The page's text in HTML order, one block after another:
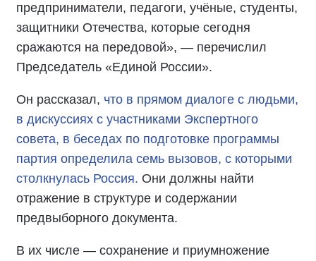
предприниматели, педагоги, учёные, студенты,
защитники Отечества, которые сегодня
сражаются на передовой», — перечислил
Председатель «Единой России».
Он рассказал, что в прямом диалоге с людьми,
в дискуссиях с участниками Экспертного
совета, в беседах по подготовке программы
партия определила семь вызовов, с которыми
столкнулась Россия. Они должны найти
отражение в структуре и содержании
предвыборного документа.
В их числе — сохранение и приумножение